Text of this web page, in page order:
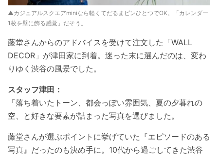
▲カジュアルスクエアminiなら軽くてだるまピンひとつでOK。「カレンダー
1枚を壁に飾る感覚」だそう。
藤堂さんからのアドバイスを受けて注文した「WALL
DECOR」が津田家に到着。迷った末に選んだのは、変わ
りゆく渋谷の風景でした。
スタッフ津田：
「落ち着いたトーン、都会っぽい雰囲気、夏の夕暮れの
空、と好きな要素が詰まった写真を選びました。
藤堂さんが選ぶポイントに挙げていた『エピソードのある
写真』だったのも決め手に。10代から過ごしてきた渋谷